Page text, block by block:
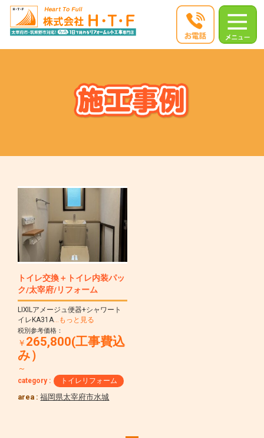
トイレ交換＋トイレ内装パッ
ク/太宰府/リフォーム
LIXILアメージュ便器+シャワート
イレKA31A …もっと見る
税別参考価格：
￥ 265,800(工事費込
み）
～
category : トイレリフォーム
area :福岡県太宰府市水城